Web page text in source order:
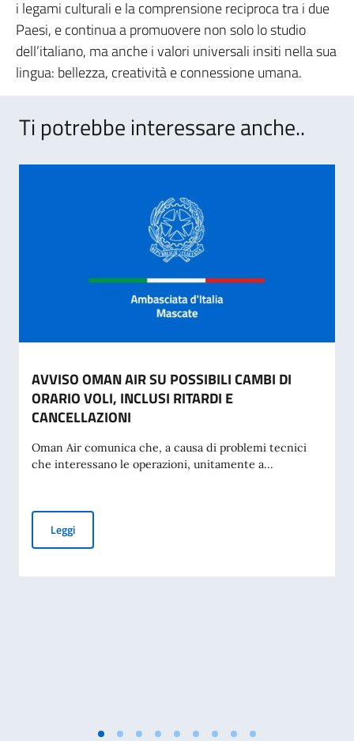
i legami culturali e la comprensione reciproca tra i due
Paesi, e continua a promuovere non solo lo studio
dell’italiano, ma anche i valori universali insiti nella sua
lingua: bellezza, creatività e connessione umana.
Ti potrebbe interessare anche..
AVVISO OMAN AIR SU POSSIBILI CAMBI DI
ORARIO VOLI, INCLUSI RITARDI E
CANCELLAZIONI
Oman Air comunica che, a causa di problemi tecnici
che interessano le operazioni, unitamente a...
LeggiAVVISO OMAN AIR SU POSSIBILI CAMBI DI ORARIO VOLI,